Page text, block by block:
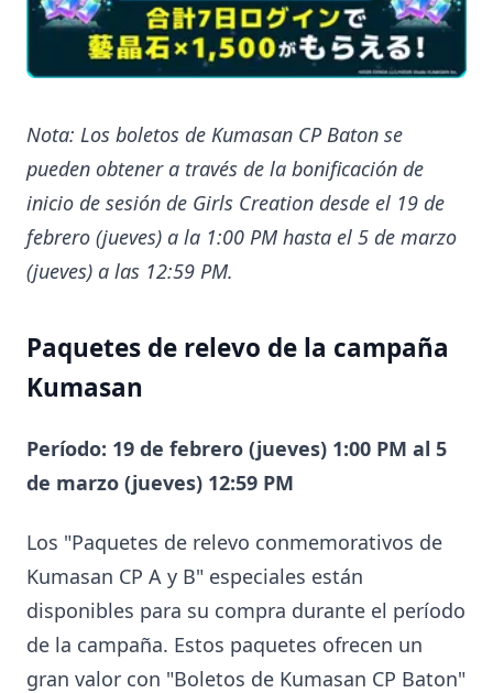
Nota: Los boletos de Kumasan CP Baton se
pueden obtener a través de la bonificación de
inicio de sesión de Girls Creation desde el 19 de
febrero (jueves) a la 1:00 PM hasta el 5 de marzo
(jueves) a las 12:59 PM.
Paquetes de relevo de la campaña
Kumasan
Período: 19 de febrero (jueves) 1:00 PM al 5
de marzo (jueves) 12:59 PM
Los "Paquetes de relevo conmemorativos de
Kumasan CP A y B" especiales están
disponibles para su compra durante el período
de la campaña. Estos paquetes ofrecen un
gran valor con "Boletos de Kumasan CP Baton"